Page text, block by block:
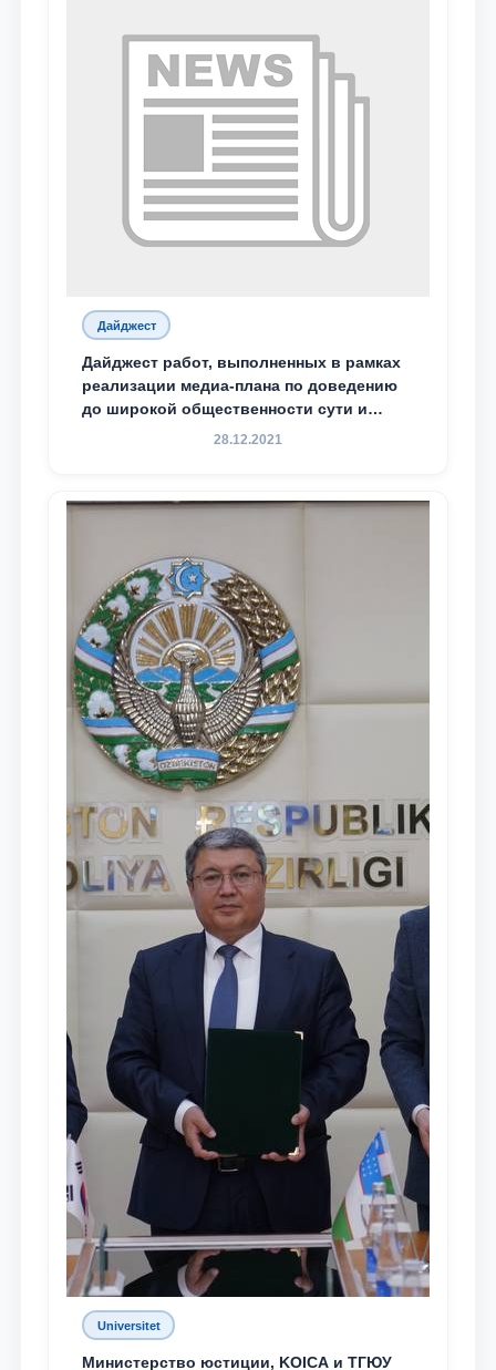
Дайджест
Дайджест работ, выполненных в рамках
реализации медиа-плана по доведению
до широкой общественности сути и
содержания задач, определённых в
Мажлису и народу Узбекистана
28.12.2021
Universitet
Министерство юстиции, KOICA и ТГЮУ